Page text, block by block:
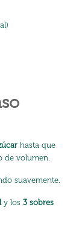
hasta que
de volumen.
suavemente.
y los 3 sobres